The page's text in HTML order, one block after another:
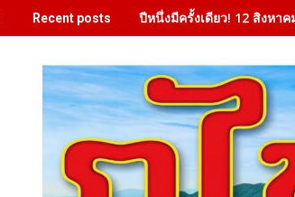
Recent posts ปีหนึ่งมีครั้งเดียว! 12 สิงหา